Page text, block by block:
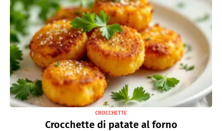
CROCCHETTE
Crocchette di patate al forno